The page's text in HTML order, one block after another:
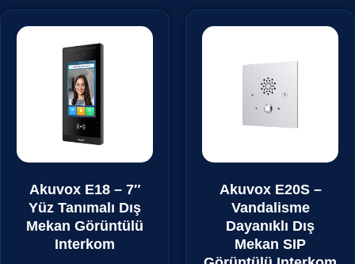
Akuvox E18 – 7″
Yüz Tanımalı Dış
Mekan Görüntülü
Interkom
Akuvox E20S –
Vandalisme
Dayanıklı Dış
Mekan SIP